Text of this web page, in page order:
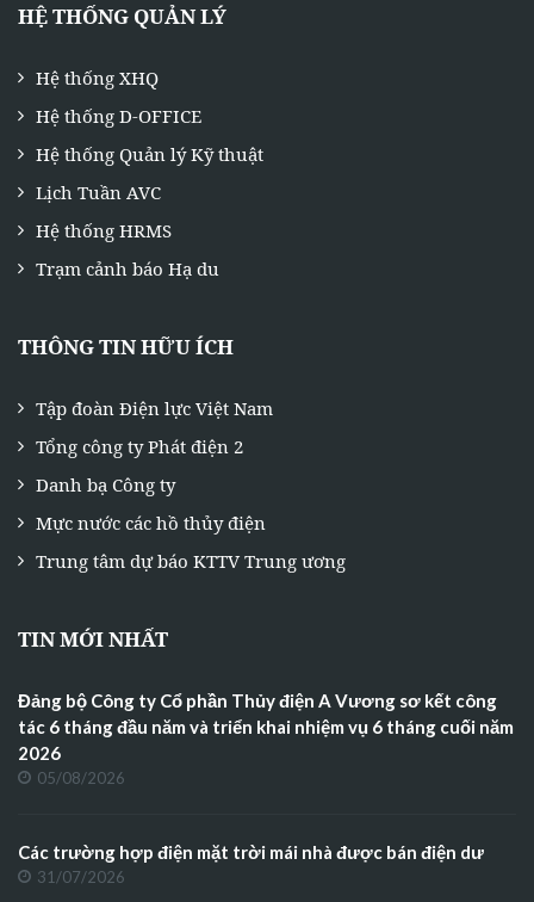
HỆ THỐNG QUẢN LÝ
Hệ thống XHQ
Hệ thống D-OFFICE
Hệ thống Quản lý Kỹ thuật
Lịch Tuần AVC
Hệ thống HRMS
Trạm cảnh báo Hạ du
THÔNG TIN HỮU ÍCH
Tập đoàn Điện lực Việt Nam
Tổng công ty Phát điện 2
Danh bạ Công ty
Mực nước các hồ thủy điện
Trung tâm dự báo KTTV Trung ương
TIN MỚI NHẤT
Đảng bộ Công ty Cổ phần Thủy điện A Vương sơ kết công
tác 6 tháng đầu năm và triển khai nhiệm vụ 6 tháng cuối năm
2026
05/08/2026
Các trường hợp điện mặt trời mái nhà được bán điện dư
31/07/2026